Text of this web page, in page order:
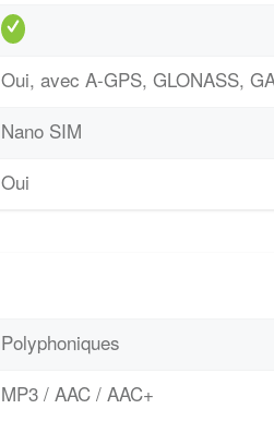
Oui, avec A-GPS, GLONASS,
Nano SIM
Oui
Polyphoniques
MP3 / AAC / AAC+